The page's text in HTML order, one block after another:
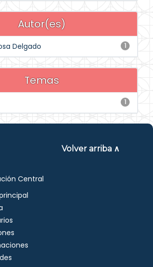
Autor(es)
1
Delgado
Temas
1
Volver arriba ∧
Central